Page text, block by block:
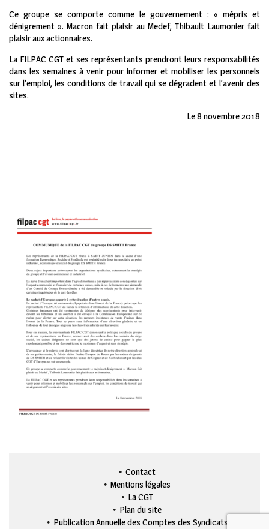
Ce groupe se comporte comme le gouvernement : « mépris et
dénigrement ». Macron fait plaisir au Medef, Thibault Laumonier fait
plaisir aux actionnaires.
La FILPAC CGT et ses représentants prendront leurs responsabilités
dans les semaines à venir pour informer et mobiliser les personnels
sur l’emploi, les conditions de travail qui se dégradent et l’avenir des
sites.
Le 8 novembre 2018
Contact
Mentions légales
La CGT
Plan du site
Publication Annuelle des Comptes des Syndicats